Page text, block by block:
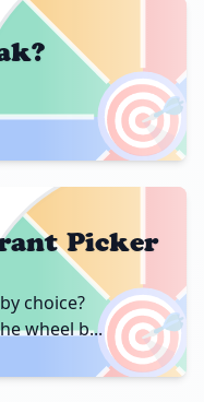
🎯
🎯
Picker
choice?
wheel b...